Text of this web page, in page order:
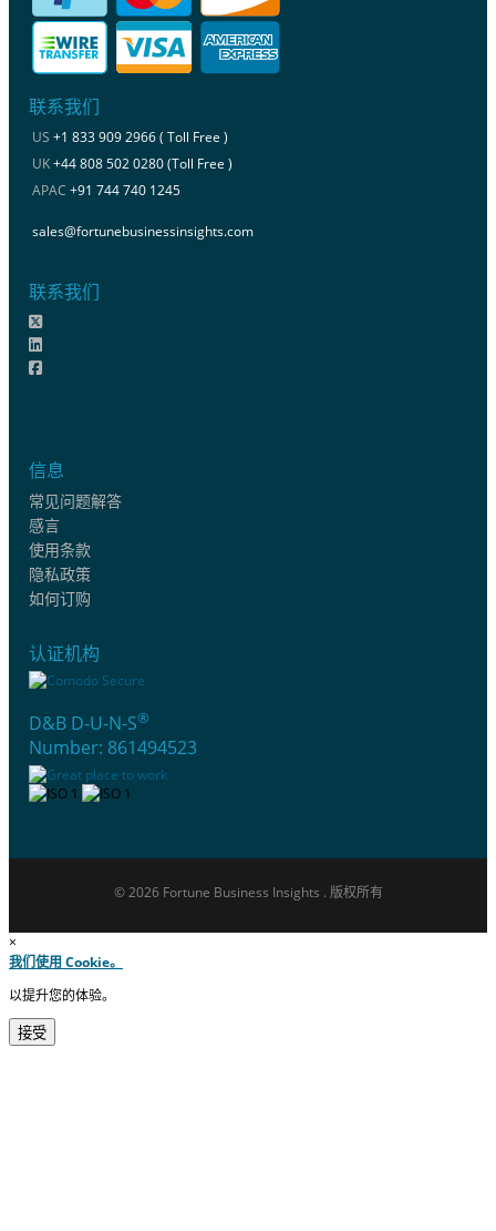
联系我们
US +1 833 909 2966 ( Toll Free )
UK+44 808 502 0280 (Toll Free )
APAC +91 744 740 1245
sales@fortunebusinessinsights.com
联系我们
信息
常见问题解答
感言
使用条款
隐私政策
如何订购
认证机构
D&B D-U-N-S®
Number: 861494523
© 2026 Fortune Business Insights . 版权所有
×
我们使用 Cookie。
以提升您的体验。
接受